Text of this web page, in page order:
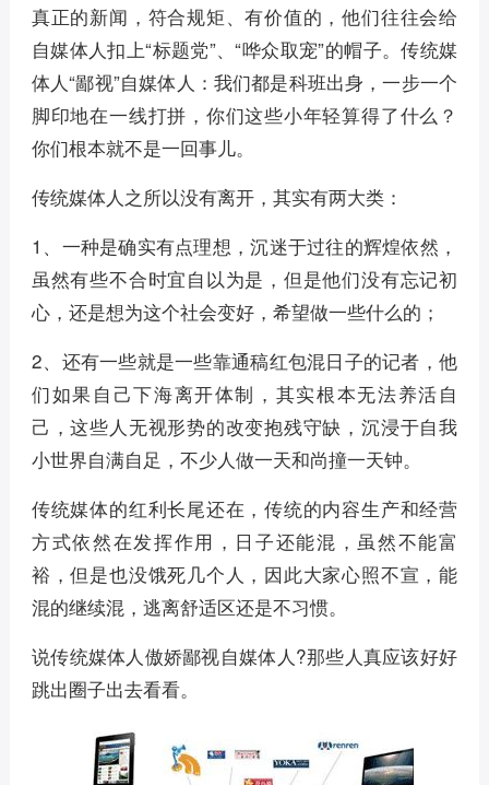
真正的新闻，符合规矩、有价值的，他们往往会给
自媒体人扣上“标题党”、“哗众取宠”的帽子。传统媒
体人“鄙视”自媒体人：我们都是科班出身，一步一个
脚印地在一线打拼，你们这些小年轻算得了什么？
你们根本就不是一回事儿。
传统媒体人之所以没有离开，其实有两大类：
1、一种是确实有点理想，沉迷于过往的辉煌依然，
虽然有些不合时宜自以为是，但是他们没有忘记初
心，还是想为这个社会变好，希望做一些什么的；
2、还有一些就是一些靠通稿红包混日子的记者，他
们如果自己下海离开体制，其实根本无法养活自
己，这些人无视形势的改变抱残守缺，沉浸于自我
小世界自满自足，不少人做一天和尚撞一天钟。
传统媒体的红利长尾还在，传统的内容生产和经营
方式依然在发挥作用，日子还能混，虽然不能富
裕，但是也没饿死几个人，因此大家心照不宣，能
混的继续混，逃离舒适区还是不习惯。
说传统媒体人傲娇鄙视自媒体人?那些人真应该好好
跳出圈子出去看看。